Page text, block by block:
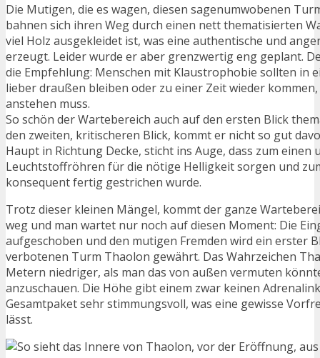
Die Mutigen, die es wagen, diesen sagenumwobenen
bahnen sich ihren Weg durch einen nett thematisierten
viel Holz ausgekleidet ist, was eine authentische und
erzeugt. Leider wurde er aber grenzwertig eng geplant.
die Empfehlung: Menschen mit Klaustrophobie sollten in
lieber draußen bleiben oder zu einer Zeit wieder
anstehen muss.
So schön der Wartebereich auch auf den ersten Blick
den zweiten, kritischeren Blick, kommt er nicht so gut
Haupt in Richtung Decke, sticht ins Auge, dass zum einen
Leuchtstoffröhren für die nötige Helligkeit sorgen und
konsequent fertig gestrichen wurde.
Trotz dieser kleinen Mängel, kommt der ganze
weg und man wartet nur noch auf diesen Moment: Die
aufgeschoben und den mutigen Fremden wird ein erster
verbotenen Turm Thaolon gewährt. Das Wahrzeichen
Metern niedriger, als man das von außen vermuten
anzuschauen. Die Höhe gibt einem zwar keinen
Gesamtpaket sehr stimmungsvoll, was eine gewisse
lässt.